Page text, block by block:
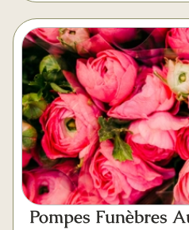
Pompes Funèbres